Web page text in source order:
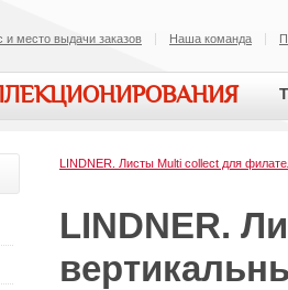
место выдачи заказов Наша команда
LINDNER. Листы Multi collect для
LINDNER.